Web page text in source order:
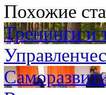
Похожие
Тренинги и